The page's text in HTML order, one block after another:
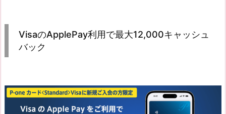
VisaのApplePay利用で最大12,000キャッシュ
バック